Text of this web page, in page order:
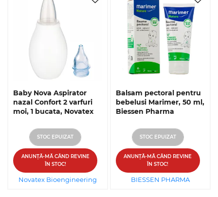
Baby Nova Aspirator
nazal Confort 2 varfuri
moi, 1 bucata, Novatex
STOC EPUIZAT
ANUNȚĂ-MĂ CÂND REVINE
ÎN STOC!
Novatex Bioengineering
Balsam pectoral pentru
bebelusi Marimer, 50 ml,
Biessen Pharma
STOC EPUIZAT
ANUNȚĂ-MĂ CÂND REVINE
ÎN STOC!
BIESSEN PHARMA